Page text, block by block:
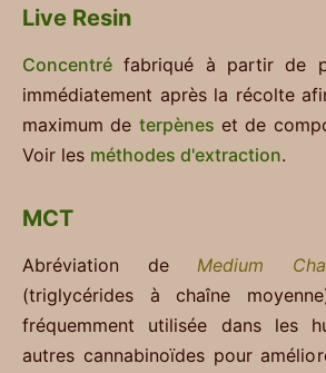
Live Resin
Concentré fabriqué à partir de
immédiatement après la récolte
maximum de terpènes et de
Voir les méthodes d'extraction.
MCT
Abréviation de Medium
(triglycérides à chaîne
fréquemment utilisée dans les
autres cannabinoïdes pour